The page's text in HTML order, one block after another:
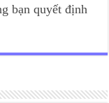
bạn quyết định